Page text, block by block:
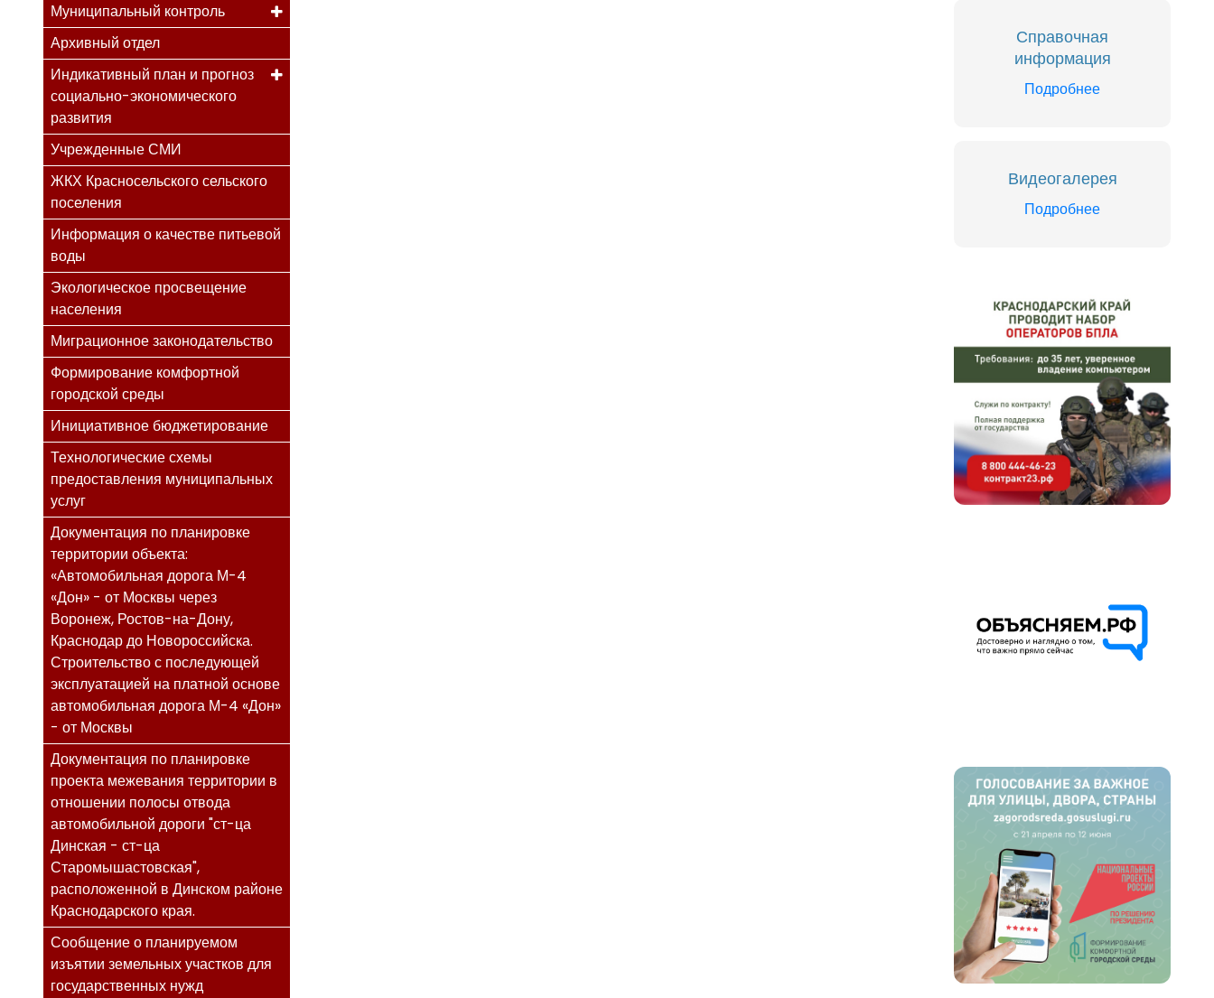
Муниципальный контроль
Архивный отдел
Индикативный план и прогноз
социально-экономического
развития
Учрежденные СМИ
ЖКХ Красносельского сельского
поселения
Информация о качестве питьевой
воды
Экологическое просвещение
населения
Миграционное законодательство
Формирование комфортной
городской среды
Инициативное бюджетирование
Технологические схемы
предоставления муниципальных
услуг
Документация по планировке
территории объекта:
«Автомобильная дорога М-4
«Дон» - от Москвы через
Воронеж, Ростов-на-Дону,
Краснодар до Новороссийска.
Строительство с последующей
эксплуатацией на платной основе
автомобильная дорога М-4 «Дон»
- от Москвы
Документация по планировке
проекта межевания территории в
отношении полосы отвода
автомобильной дороги "ст-ца
Динская - ст-ца
Старомышастовская",
расположенной в Динском районе
Краснодарского края.
Сообщение о планируемом
изъятии земельных участков для
государственных нужд
Справочная
информация
Подробнее
Видеогалерея
Подробнее